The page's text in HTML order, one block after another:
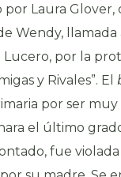
por Laura
Wendy, llamada
Lucero, por la
y Rivales”. El
por ser
el último
fue